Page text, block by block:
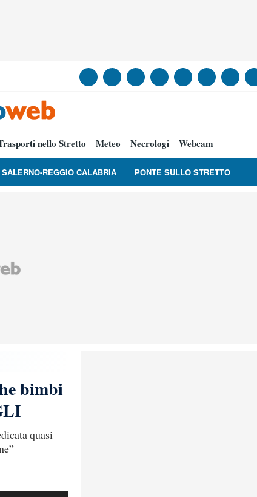
nello Stretto Meteo Necrologi Webcam
REGGIO CALABRIA PONTE SULLO STRETTO
bimbi
quasi